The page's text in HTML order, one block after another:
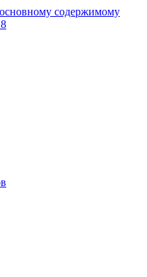
содержимому